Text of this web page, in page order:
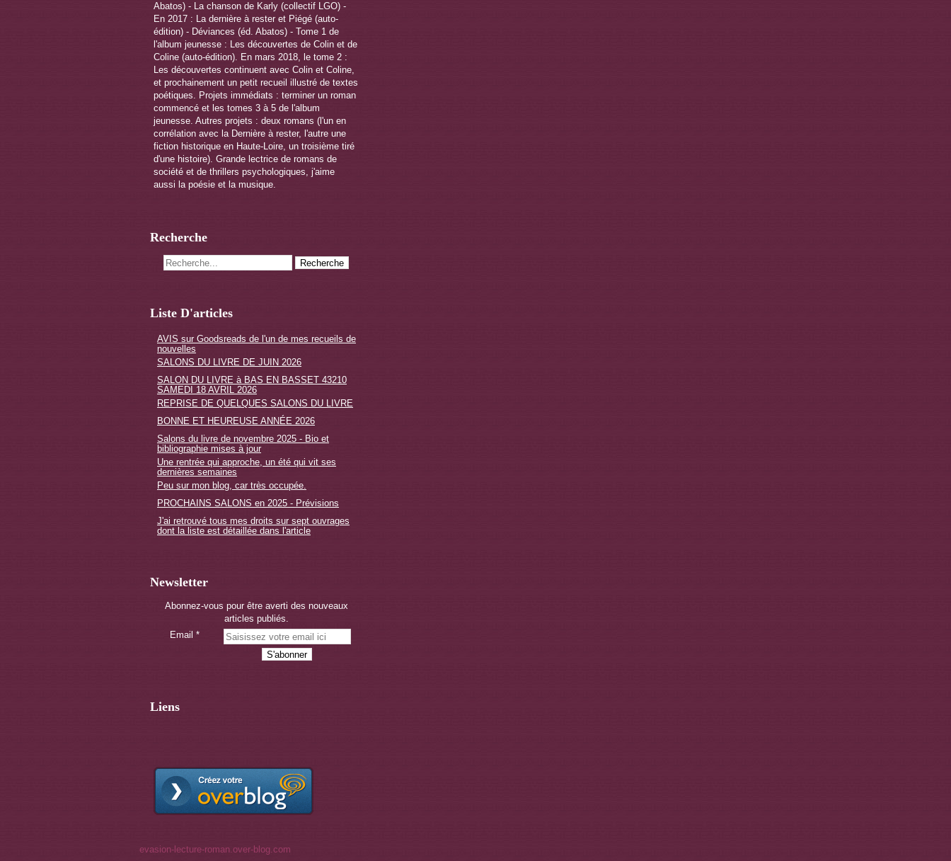
Abatos) - La chanson de Karly (collectif LGO) -
En 2017 : La dernière à rester et Piégé (auto-
édition) - Déviances (éd. Abatos) - Tome 1 de
l'album jeunesse : Les découvertes de Colin et de
Coline (auto-édition). En mars 2018, le tome 2 :
Les découvertes continuent avec Colin et Coline,
et prochainement un petit recueil illustré de textes
poétiques. Projets immédiats : terminer un roman
commencé et les tomes 3 à 5 de l'album
jeunesse. Autres projets : deux romans (l'un en
corrélation avec la Dernière à rester, l'autre une
fiction historique en Haute-Loire, un troisième tiré
d'une histoire). Grande lectrice de romans de
société et de thrillers psychologiques, j'aime
aussi la poésie et la musique.
Recherche
Liste D'articles
AVIS sur Goodsreads de l'un de mes recueils de
nouvelles
SALONS DU LIVRE DE JUIN 2026
SALON DU LIVRE à BAS EN BASSET 43210
SAMEDI 18 AVRIL 2026
REPRISE DE QUELQUES SALONS DU LIVRE
BONNE ET HEUREUSE ANNÉE 2026
Salons du livre de novembre 2025 - Bio et
bibliographie mises à jour
Une rentrée qui approche, un été qui vit ses
dernières semaines
Peu sur mon blog, car très occupée.
PROCHAINS SALONS en 2025 - Prévisions
J'ai retrouvé tous mes droits sur sept ouvrages
dont la liste est détaillée dans l'article
Newsletter
Abonnez-vous pour être averti des nouveaux
articles publiés.
Email
Liens
evasion-lecture-roman.over-blog.com